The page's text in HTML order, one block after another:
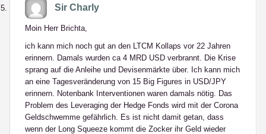
Sir Charly
Moin Herr Brichta,
ich kann mich noch gut an den LTCM Kollaps vor 22 Jahren
erinnern. Damals wurden ca 4 MRD USD verbrannt. Die Krise
sprang auf die Anleihe und Devisenmärkte über. Ich kann mich
an eine Tagesveränderung von 15 Big Figures in USD/JPY
erinnern. Notenbank Interventionen waren damals nötig. Das
Problem des Leveraging der Hedge Fonds wird mit der Corona
Geldschwemme gefährlich. Es ist nicht damit getan, dass
wenn der Long Squeeze kommt die Zocker ihr Geld wieder